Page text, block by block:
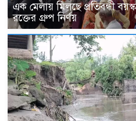
এক মেলায় মিলছে প্রতিবন্ধী
রক্তের গ্রুপ নির্ণয়